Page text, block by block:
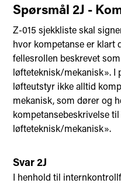
Spørsmål 2J -
Z-015 sjekkliste skal
hvor kompetanse er klart
fellesrollen beskrevet
løfteteknisk/mekanisk». I
løfteutstyr ikke alltid
mekanisk, som dører og
kompetansebeskrivelse
løfteteknisk/mekanisk».
Svar 2J
I henhold til